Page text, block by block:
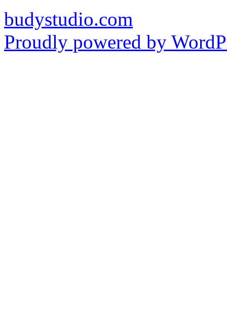
budystudio.com
Proudly powered by